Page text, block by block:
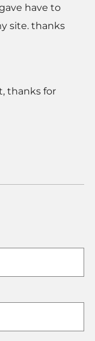
have to
site. thanks
thanks for